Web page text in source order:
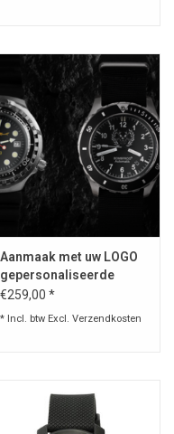
Aanmaak met uw LOGO
gepersonaliseerde
serie of een individueel
horloge.
€259,00 *
* Incl. btw Excl. Verzendkosten